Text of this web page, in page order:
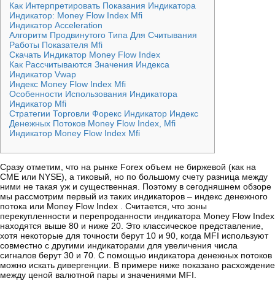
Как Интерпретировать Показания Индикатора
Индикатор: Money Flow Index Mfi
Индикатор Acceleration
Алгоритм Продвинутого Типа Для Считывания
Работы Показателя Mfi
Скачать Индикатор Money Flow Index
Как Рассчитываются Значения Индекса
Индикатор Vwap
Индекс Money Flow Index Mfi
Особенности Использования Индикатора
Индикатор Mfi
Стратегии Торговли Форекс Индикатор Индекс
Денежных Потоков Money Flow Index, Mfi
Индикатор Money Flow Index Mfi
Сразу отметим, что на рынке Forex объем не биржевой (как на
CME или NYSE), а тиковый, но по большому счету разница между
ними не такая уж и существенная. Поэтому в сегодняшнем обзоре
мы рассмотрим первый из таких индикаторов – индекс денежного
потока или Money Flow Index . Считается, что зоны
перекупленности и перепроданности индикатора Money Flow Index
находятся выше 80 и ниже 20. Это классическое представление,
хотя некоторые для точности берут 10 и 90, когда MFI используют
совместно с другими индикаторами для увеличения числа
сигналов берут 30 и 70. С помощью индикатора денежных потоков
можно искать дивергенции. В примере ниже показано расхождение
между ценой валютной пары и значениями MFI.